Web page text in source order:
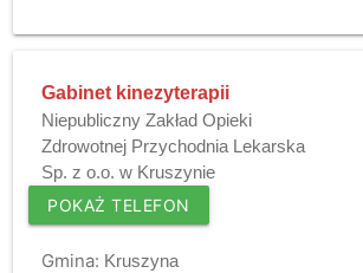
Gabinet kinezyterapii
Niepubliczny Zakład Opieki
Zdrowotnej Przychodnia Lekarska
Sp. z o.o. w Kruszynie
POKAŻ TELEFON
Gmina: Kruszyna